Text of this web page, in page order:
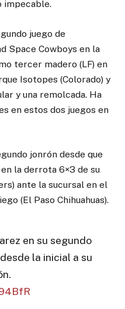
impecable.
juego de
Space Cowboys en la
tercer madero (LF) en
Isotopes (Colorado) y
y una remolcada. Ha
en estos dos juegos en
jonrón desde que
la derrota 6×3 de su
ante la sucursal en el
(El Paso Chihuahuas).
en su segundo
la inicial a su